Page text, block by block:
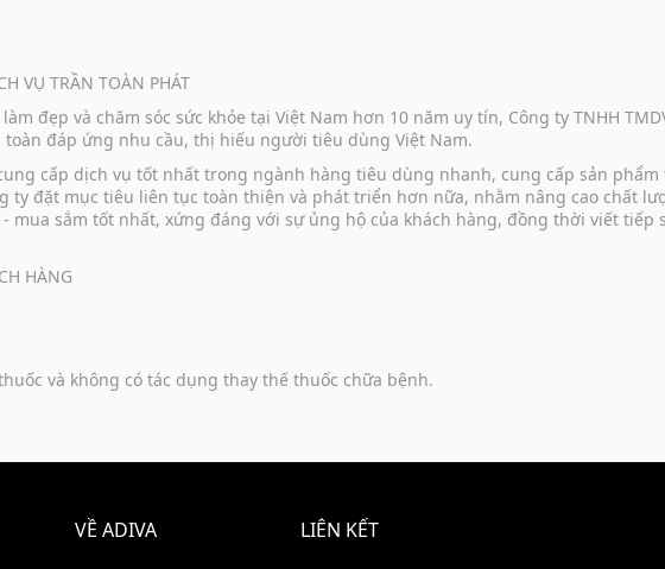
VỤ TRẦN TOÀN PHÁT
đẹp và chăm sóc sức khỏe tại Việt Nam hơn 10 năm uy tín, Công ty TNHH
toàn đáp ứng nhu cầu, thị hiếu người tiêu dùng Việt Nam.
cấp dịch vụ tốt nhất trong ngành hàng tiêu dùng nhanh, cung cấp sản
ty đặt mục tiêu liên tục toàn thiện và phát triển hơn nữa, nhằm nâng cao chất
mua sắm tốt nhất, xứng đáng với sự ủng hộ của khách hàng, đồng thời viết
HÀNG
và không có tác dụng thay thế thuốc chữa bệnh.
VỀ ADIVA LIÊN KẾT